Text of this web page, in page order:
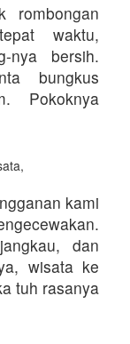
rombongan
waktu,
nya bersih.
bungkus
Pokoknya
kami
dan
wisata ke
tuh rasanya